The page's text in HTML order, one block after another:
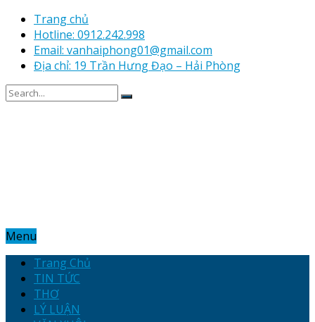
Trang chủ
Hotline: 0912.242.998
Email: vanhaiphong01@gmail.com
Địa chỉ: 19 Trần Hưng Đạo – Hải Phòng
Menu
Trang Chủ
TIN TỨC
THƠ
LÝ LUẬN